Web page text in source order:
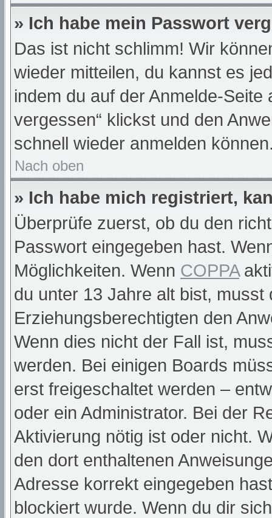
» Ich habe mein Passwort
Das ist nicht schlimm! Wir
wieder mitteilen, du kannst es
indem du auf der Anmelde-Seite
vergessen“ klickst und den
schnell wieder anmelden
Nach oben
» Ich habe mich registriert,
Überprüfe zuerst, ob du den
Passwort eingegeben hast.
Möglichkeiten. Wenn COPPA
du unter 13 Jahre alt bist,
Erziehungsberechtigten den
Wenn dies nicht der Fall ist,
werden. Bei einigen Boards
erst freigeschaltet werden –
oder ein Administrator. Bei der
Aktivierung nötig ist oder nicht.
den dort enthaltenen
Adresse korrekt eingegeben
blockiert wurde. Wenn du dir